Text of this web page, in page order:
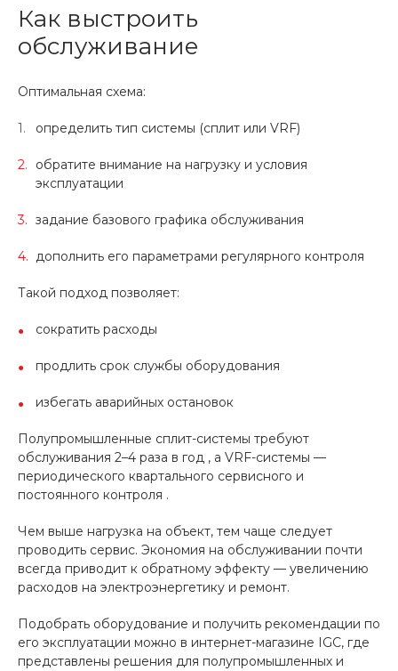
Как выстроить
обслуживание
Оптимальная схема:
определить тип системы (сплит или VRF)
обратите внимание на нагрузку и условия
эксплуатации
задание базового графика обслуживания
дополнить его параметрами регулярного контроля
Такой подход позволяет:
сократить расходы
продлить срок службы оборудования
избегать аварийных остановок
Полупромышленные сплит-системы требуют
обслуживания 2–4 раза в год , а VRF-системы —
периодического квартального сервисного и
постоянного контроля .
Чем выше нагрузка на объект, тем чаще следует
проводить сервис. Экономия на обслуживании почти
всегда приводит к обратному эффекту — увеличению
расходов на электроэнергетику и ремонт.
Подобрать оборудование и получить рекомендации по
его эксплуатации можно в интернет-магазине IGC, где
представлены решения для полупромышленных и